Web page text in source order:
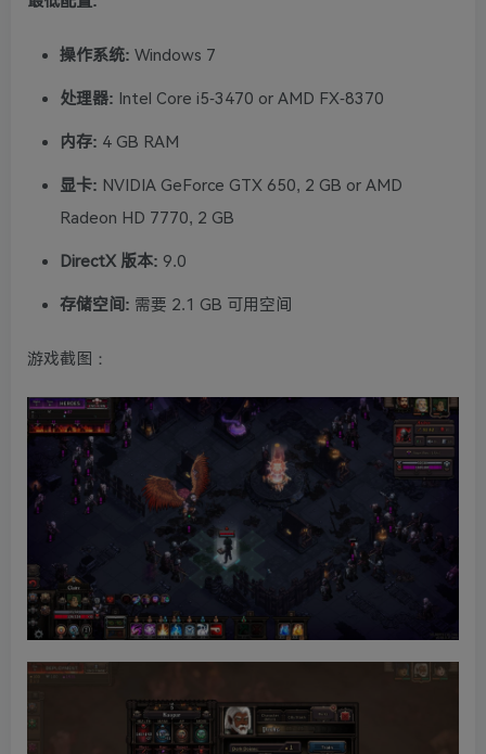
操作系统: Windows 7
处理器: Intel Core i5-3470 or AMD FX-8370
内存: 4 GB RAM
显卡: NVIDIA GeForce GTX 650, 2 GB or AMD
Radeon HD 7770, 2 GB
DirectX 版本: 9.0
存储空间: 需要 2.1 GB 可用空间
游戏截图：